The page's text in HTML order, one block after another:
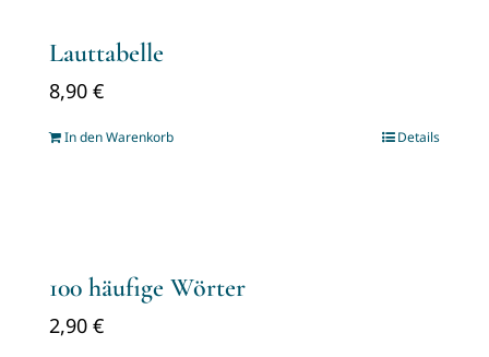
Lauttabelle
8,90 €
In den Warenkorb Details
100 häufige Wörter
2,90 €